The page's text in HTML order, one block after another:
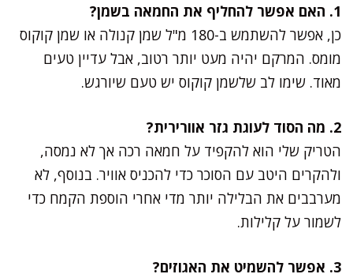
1. האם אפשר להחליף את החמאה בשמן?
כן, אפשר להשתמש ב-180 מ"ל שמן קנולה או שמן קוקוס
מומס. המרקם יהיה מעט יותר רטוב, אבל עדיין טעים
מאוד. שימו לב שלשמן קוקוס יש טעם שיורגש.
2. מה הסוד לעוגת גזר אוורירית?
הטריק שלי הוא להקפיד על חמאה רכה אך לא נמסה,
ולהקרים היטב עם הסוכר כדי להכניס אוויר. בנוסף, לא
מערבבים את הבלילה יותר מדי אחרי הוספת הקמח כדי
לשמור על קלילות.
3. אפשר להשמיט את האגוזים?